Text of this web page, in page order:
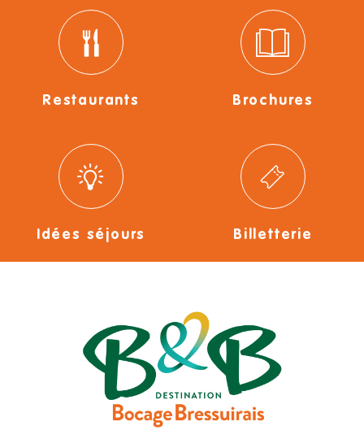
Restaurants Brochures
Idées séjours Billetterie